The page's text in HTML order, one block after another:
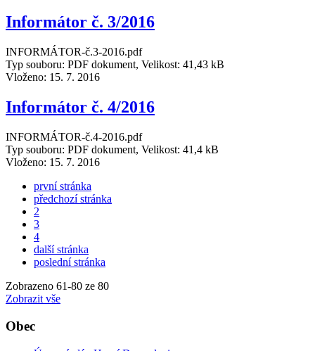
Informátor č. 3/2016
INFORMÁTOR-č.3-2016.pdf
Typ souboru: PDF dokument, Velikost: 41,43 kB
Vloženo: 15. 7. 2016
Informátor č. 4/2016
INFORMÁTOR-č.4-2016.pdf
Typ souboru: PDF dokument, Velikost: 41,4 kB
Vloženo: 15. 7. 2016
první stránka
předchozí stránka
2
3
4
další stránka
poslední stránka
Zobrazeno 61-80 ze 80
Zobrazit vše
Obec